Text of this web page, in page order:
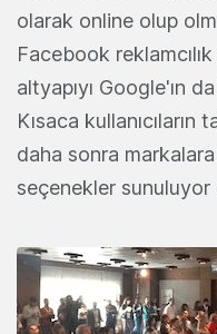
olarak online olup
Facebook
altyapıyı Google'ın
Kısaca kullanıcıların
daha sonra
seçenekler sunuluyor